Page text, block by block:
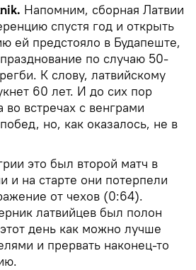
Напомним, сборная Латвии
спустя год и открыть
ей предстояло в Будапеште,
по случаю 50-
К слову, латвийскому
60 лет. И до сих пор
во встречах с венграми
но, как оказалось, не в
это был второй матч в
и на старте они потерпели
от чехов (0:64).
латвийцев был полон
день как можно лучше
и прервать наконец-то